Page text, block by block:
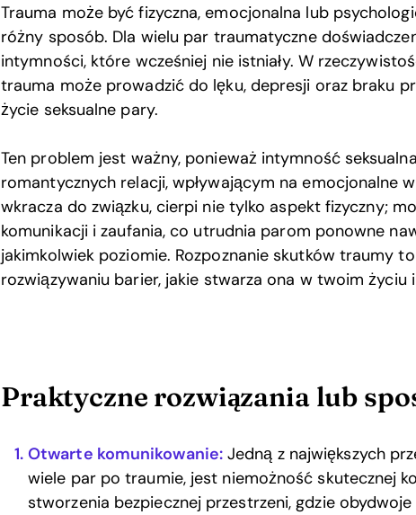
Trauma może być fizyczna, emocjonalna lub
różny sposób. Dla wielu par traumatyczne
intymności, które wcześniej nie istniały. W
trauma może prowadzić do lęku, depresji oraz braku
życie seksualne pary.
Ten problem jest ważny, ponieważ intymność
romantycznych relacji, wpływającym na emocjonalne
wkracza do związku, cierpi nie tylko aspekt fizyczny;
komunikacji i zaufania, co utrudnia parom ponowne
jakimkolwiek poziomie. Rozpoznanie skutków traumy
rozwiązywaniu barier, jakie stwarza ona w twoim życiu
Praktyczne rozwiązania lub
Otwarte komunikowanie:Jedną z największych
wiele par po traumie, jest niemożność skutecznej
stworzenia bezpiecznej przestrzeni, gdzie